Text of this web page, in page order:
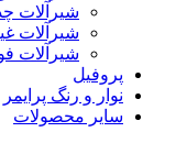
شیرآلات
شیرآلات
شیرآلات
پروفیل
نوار و رنگ پرایمر
سایر محصولات